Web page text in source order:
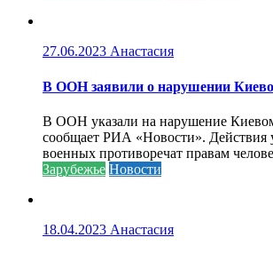
27.06.2023 Анастасия
В ООН заявили о нарушении
В ООН указали на нарушение
сообщает РИА «Новости». Действия
военных противоречат правам
Зарубежье Новости
18.04.2023 Анастасия